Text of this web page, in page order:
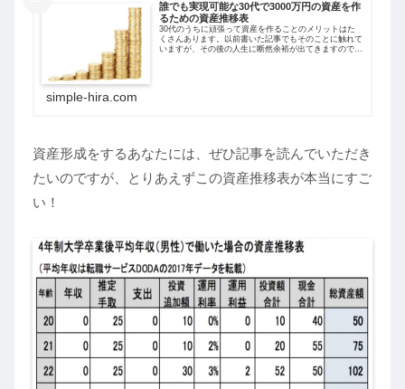
誰でも実現可能な30代で3000万円の資産を作
るための資産推移表
30代のうちに頑張って資産を作ることのメリットはた
くさんあります。以前書いた記事でもそのことに触れて
いますが、その後の人生に断然余裕が出てきますので、
simple-hira.com
資産形成をするあなたには、ぜひ記事を読んでいただき
たいのですが、とりあえずこの資産推移表が本当にすご
い！